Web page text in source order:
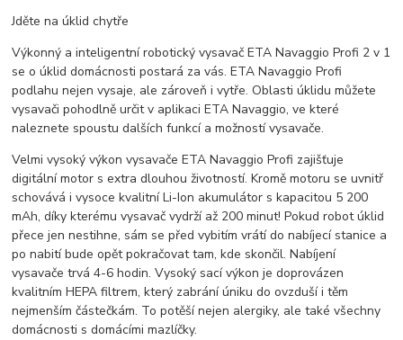
Jděte na úklid chytře
Výkonný a inteligentní robotický vysavač ETA Navaggio Profi 2 v 1
se o úklid domácnosti postará za vás. ETA Navaggio Profi
podlahu nejen vysaje, ale zároveň i vytře. Oblasti úklidu můžete
vysavači pohodlně určit v aplikaci ETA Navaggio, ve které
naleznete spoustu dalších funkcí a možností vysavače.
Velmi vysoký výkon vysavače ETA Navaggio Profi zajišťuje
digitální motor s extra dlouhou životností. Kromě motoru se uvnitř
schovává i vysoce kvalitní Li-Ion akumulátor s kapacitou 5 200
mAh, díky kterému vysavač vydrží až 200 minut! Pokud robot úklid
přece jen nestihne, sám se před vybitím vrátí do nabíjecí stanice a
po nabití bude opět pokračovat tam, kde skončil. Nabíjení
vysavače trvá 4-6 hodin. Vysoký sací výkon je doprovázen
kvalitním HEPA filtrem, který zabrání úniku do ovzduší i těm
nejmenším částečkám. To potěší nejen alergiky, ale také všechny
domácnosti s domácími mazlíčky.